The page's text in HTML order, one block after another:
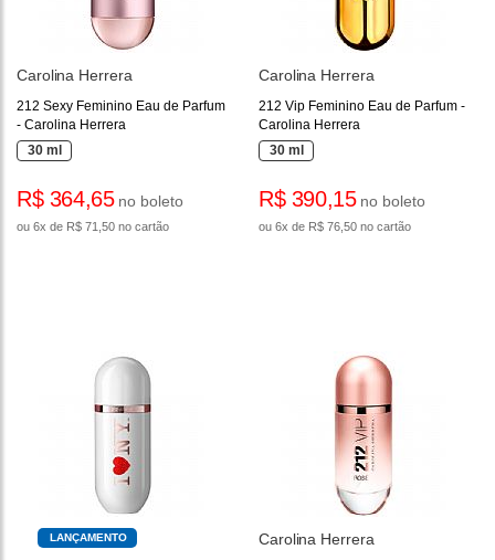
Carolina Herrera
212 Sexy Feminino Eau de Parfum
- Carolina Herrera
30 ml
R$ 364,65no boleto
ou 6x de R$ 71,50 no cartão
Carolina Herrera
212 Vip Feminino Eau de Parfum -
Carolina Herrera
30 ml
R$ 390,15no boleto
ou 6x de R$ 76,50 no cartão
LANÇAMENTO Carolina Herrera